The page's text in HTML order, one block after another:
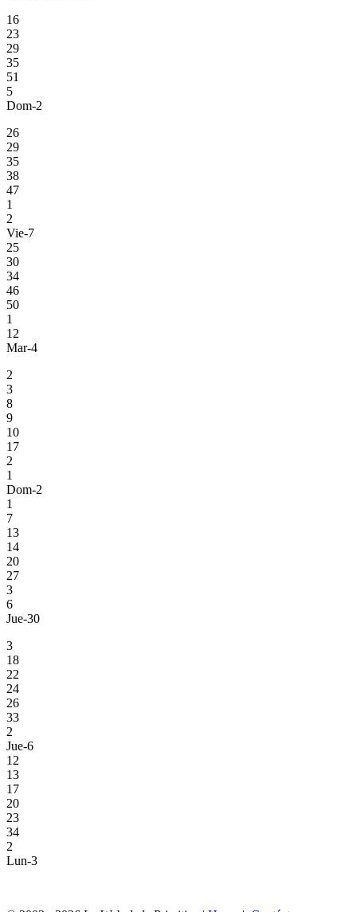
16
23
29
35
51
5
Dom-2
26
29
35
38
47
1
2
Vie-7
25
30
34
46
50
1
12
Mar-4
2
3
8
9
10
17
2
1
Dom-2
1
7
13
14
20
27
3
6
Jue-30
3
18
22
24
26
33
2
Jue-6
12
13
17
20
23
34
2
Lun-3